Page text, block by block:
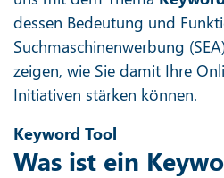
dessen Bedeutung und
Suchmaschinenwerbung
zeigen, wie Sie damit Ihre
Initiativen stärken können.
Keyword Tool
Was ist ein